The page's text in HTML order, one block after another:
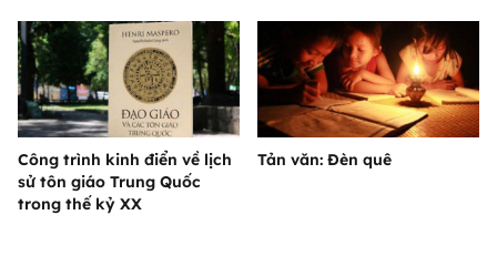
Công trình kinh điển về lịch
sử tôn giáo Trung Quốc
trong thế kỷ XX
Tản văn: Đèn quê